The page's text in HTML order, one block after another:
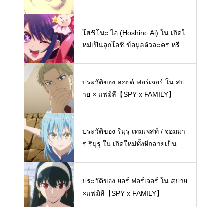
โฮชิโนะ ไอ (Hoshino Ai) ใน เกิดใ
หม่เป็นลูกโอชิ ข้อมูลตัวละคร หรือ
ประวัติของ ลอยด์ ฟอร์เจอร์ ใน สป
าย × แฟมิลี【SPY x FAMILY】
ประวัติของ ริมุรุ เทมเพสท์ / จอมมา
ร ริมุรุ ใน เกิดใหม่ทั้งทีกลายเป็นสไ
ประวัติของ ยอร์ ฟอร์เจอร์ ใน สปาย
×แฟมิลี【SPY x FAMILY】